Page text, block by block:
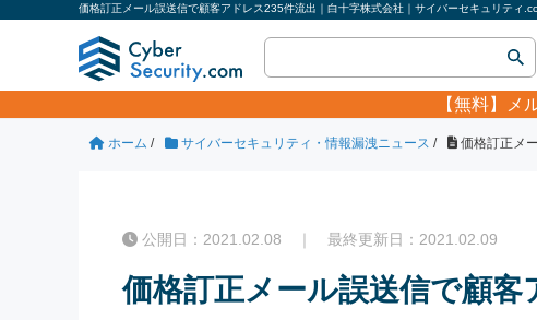
価格訂正メール誤送信で顧客アドレス235件流出｜白十字株式会社｜サイバーセキュリティ
【無料】 メ
ホーム / サイバーセキュリティ・情報漏洩ニュース / 価格訂正メ
公開日：2021.02.08 ｜ 最終更新日：2021.02.09
価格訂正メール誤送信で顧